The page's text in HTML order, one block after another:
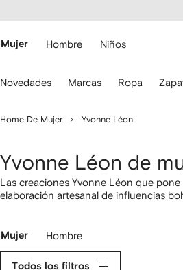
Mujer Hombre Niños
Novedades Marcas Ropa
Home De Mujer Yvonne Léon
Yvonne Léon de
Las creaciones Yvonne Léon que
elaboración artesanal de influencias
Mujer Hombre
Todos los filtros